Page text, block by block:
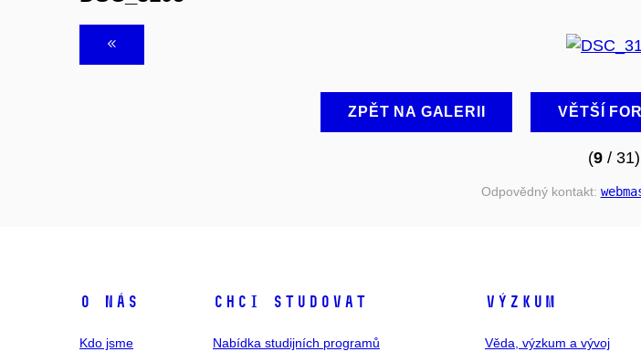
ZPĚT NA GALERII VĚTŠÍ
(9/ 31)
Odpovědný kontakt:
O NÁS
Kdo jsme
CHCI STUDOVAT
Nabídka studijních programů
VÝZKUM
Věda, výzkum a vývoj